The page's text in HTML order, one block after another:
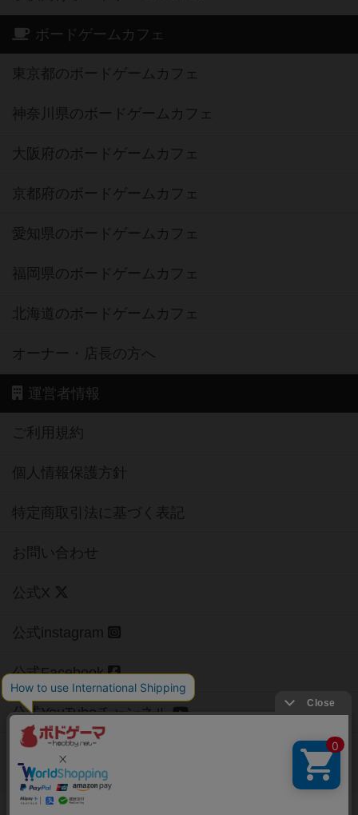
ボードゲームカフェ
東京都のボードゲームカフェ
神奈川県のボードゲームカフェ
大阪府のボードゲームカフェ
京都府のボードゲームカフェ
愛知県のボードゲームカフェ
福岡県のボードゲームカフェ
北海道のボードゲームカフェ
オーナー・店長の方へ
運営者情報
ご利用規約
個人情報保護方針
特定商取引法に基づく表記
お問い合わせ
公式X
公式instagram
公式Facebook
公式YouTubeチャンネル